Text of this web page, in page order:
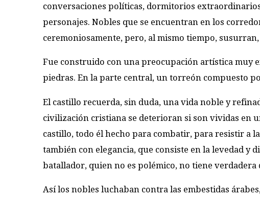
conversaciones políticas, dormitorios
personajes. Nobles que se encuentran en los
ceremoniosamente, pero, al mismo tiempo,
Fue construido con una preocupación artística muy
piedras. En la parte central, un torreón compuesto
El castillo recuerda, sin duda, una vida noble y
civilización cristiana se deterioran si son vividas en
castillo, todo él hecho para combatir, para resistir a
también con elegancia, que consiste en la levedad y
batallador, quien no es polémico, no tiene
Así los nobles luchaban contra las embestidas